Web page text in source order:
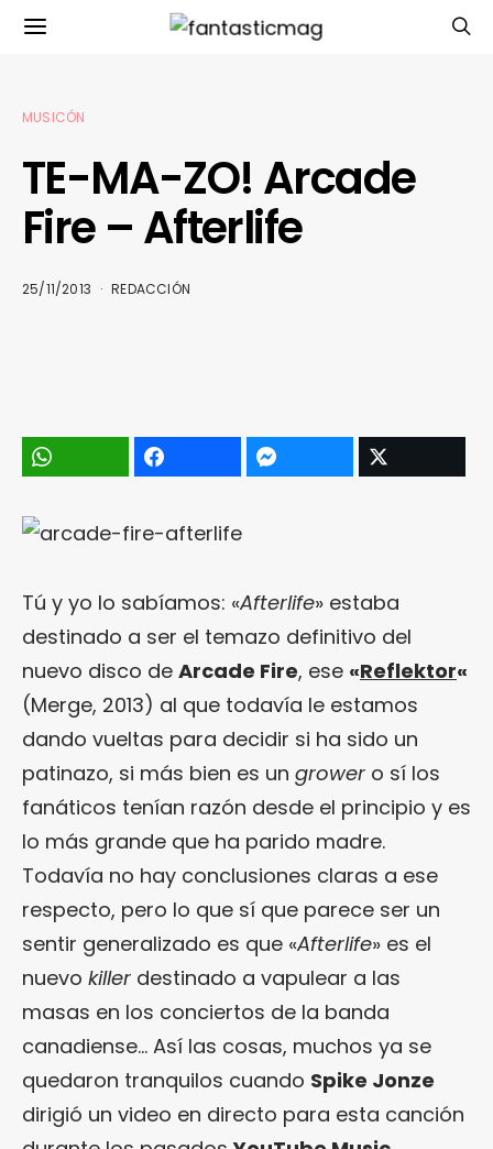
MUSICÓN
TE-MA-ZO! Arcade
Fire – Afterlife
25/11/2013 REDACCIÓN
Tú y yo lo sabíamos: «Afterlife» estaba
destinado a ser el temazo definitivo del
nuevo disco de Arcade Fire, ese «Reflektor«
(Merge, 2013) al que todavía le estamos
dando vueltas para decidir si ha sido un
patinazo, si más bien es un grower o sí los
fanáticos tenían razón desde el principio y es
lo más grande que ha parido madre.
Todavía no hay conclusiones claras a ese
respecto, pero lo que sí que parece ser un
sentir generalizado es que «Afterlife» es el
nuevo killer destinado a vapulear a las
masas en los conciertos de la banda
canadiense… Así las cosas, muchos ya se
quedaron tranquilos cuando Spike Jonze
dirigió un video en directo para esta canción